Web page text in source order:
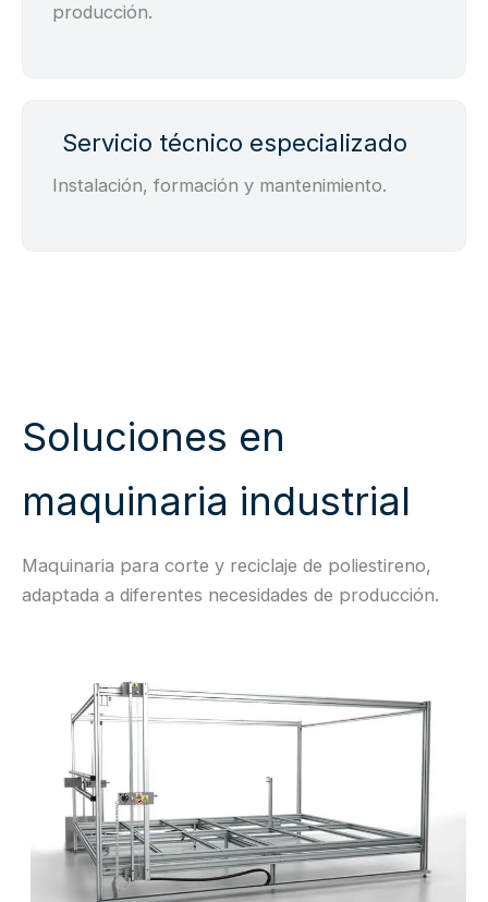
producción.
Servicio técnico especializado
Instalación, formación y mantenimiento.
Soluciones en
maquinaria industrial
Maquinaria para corte y reciclaje de poliestireno,
adaptada a diferentes necesidades de producción.